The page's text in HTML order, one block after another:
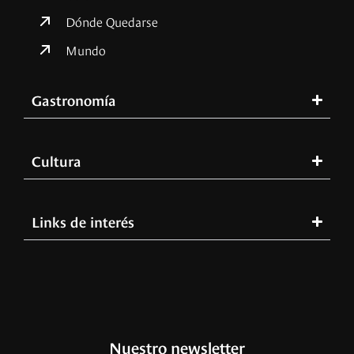
Dónde Quedarse
Mundo
Gastronomía
Cultura
Links de interés
Nuestro newsletter